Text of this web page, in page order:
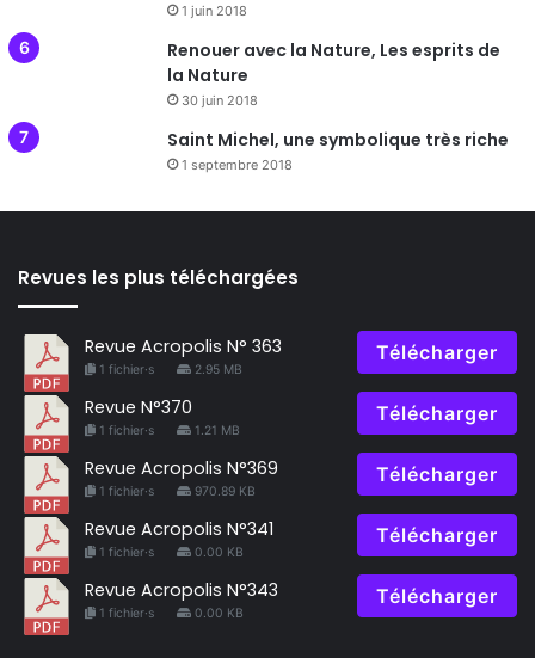
1 juin 2018
Renouer avec la Nature, Les esprits de
la Nature
30 juin 2018
Saint Michel, une symbolique très riche
1 septembre 2018
Revues les plus téléchargées
Revue Acropolis N° 363
1 fichier·s 2.95 MB
Télécharger
Revue N°370
1 fichier·s 1.21 MB
Télécharger
Revue Acropolis N°369
1 fichier·s 970.89 KB
Télécharger
Revue Acropolis N°341
1 fichier·s 0.00 KB
Télécharger
Revue Acropolis N°343
1 fichier·s 0.00 KB
Télécharger